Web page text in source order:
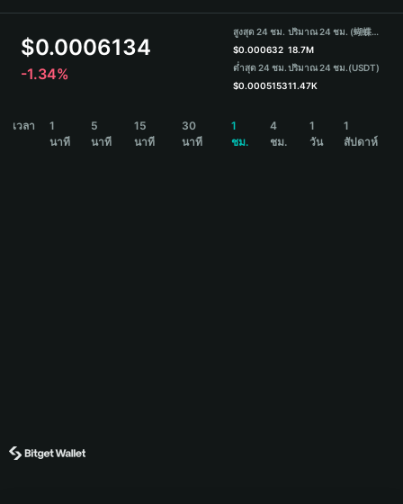
हिन्दी
Español
Português (Brasil)
$0.0006134
-1.34%
สูงสุด 24 ชม.
$0.000632
ต่ำสุด 24 ชม.
$0.0005153
ปริมาณ 24 ชม. (蝴蝶DAO)
18.7M
ปริมาณ 24 ชม.(USDT)
11.47K
เวลา
1
นาที
5
นาที
15
นาที
30
นาที
1
ชม.
4
ชม.
1
วัน
1
สัปดาห์